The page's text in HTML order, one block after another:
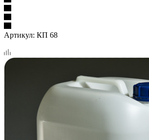
Артикул: КП 68